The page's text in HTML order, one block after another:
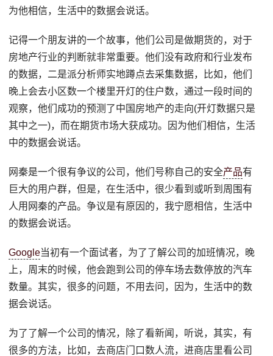
为他相信，生活中的数据会说话。
记得一个朋友讲的一个故事，他们公司是做期货的，对于
房地产行业的判断就非常重要。他们没有政府和行业发布
的数据，二是派分析师实地蹲点去采集数据，比如，他们
晚上会去小区数一个楼里开灯的住户数，通过一段时间的
观察，他们成功的预测了中国房地产的走向(开灯数据只是
其中之一)，而在期货市场大获成功。因为他们相信，生活
中的数据会说话。
网秦是一个很有争议的公司，他们号称自己的安全产品有
巨大的用户群，但是，在生活中，很少看到或听到周围有
人用网秦的产品。争议是有原因的，我宁愿相信，生活中
的数据会说话。
Google当初有一个面试者，为了了解公司的加班情况，晚
上，周末的时候，他会跑到公司的停车场去数停放的汽车
数量。其实，很多的问题，不用去问，因为，生活中的数
据会说话。
为了了解一个公司的情况，除了看新闻，听说，其实，有
很多的方法，比如，去商店门口数人流，进商店里看公司